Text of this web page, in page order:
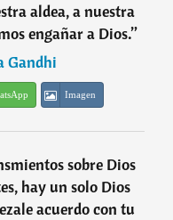
aldea, a nuestra
engañar a Dios.”
Gandhi
Imagen
sobre Dios
hay un solo Dios
acuerdo con tu